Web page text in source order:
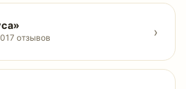
17 отзывов ›